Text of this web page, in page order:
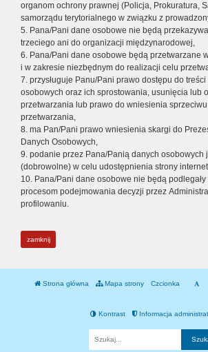
organom ochrony prawnej (Policja, Prokuratura,
samorządu terytorialnego w związku z
5. Pana/Pani dane osobowe nie będą
trzeciego ani do organizacji międzynarodowej,
6. Pana/Pani dane osobowe będą przetwarzane
i w zakresie niezbędnym do realizacji celu
7. przysługuje Panu/Pani prawo dostępu do
osobowych oraz ich sprostowania, usunięcia lub
przetwarzania lub prawo do wniesienia
przetwarzania,
8. ma Pan/Pani prawo wniesienia skargi do
Danych Osobowych,
9. podanie przez Pana/Panią danych osobowych
(dobrowolne) w celu udostępnienia strony
10. Pana/Pani dane osobowe nie będą
procesom podejmowania decyzji przez
profilowaniu.
zamknij
Strona główna Mapa strony Czcionka
Kontrast Informacja